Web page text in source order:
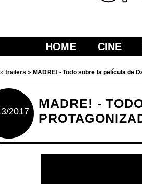
HOME CINE
» trailers » MADRE! - Todo sobre la película de
2017
MADRE! -